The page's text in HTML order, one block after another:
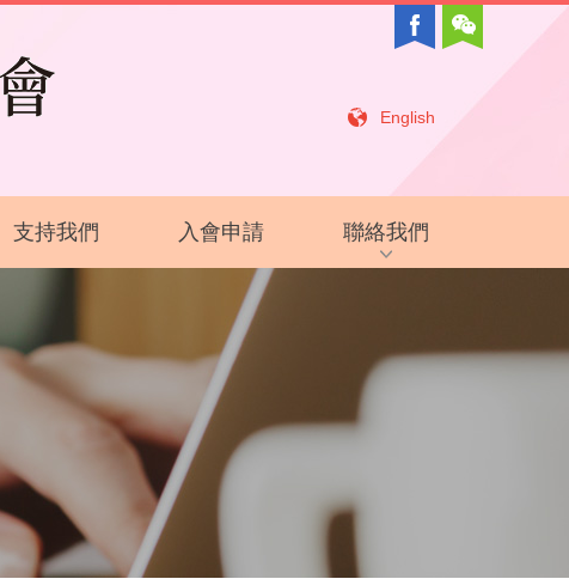
English
支持我們 入會申請 聯絡我們
相關鏈接
聯絡我們